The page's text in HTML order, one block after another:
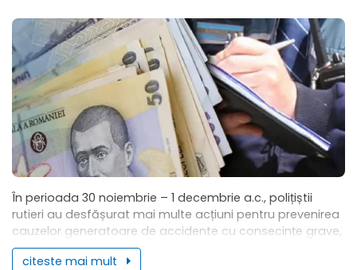
În perioada 30 noiembrie – 1 decembrie a.c., polițiștii
rutieri au desfășurat mai multe acțiuni pentru prevenirea
cauzelor generatoare de accidente cu consecințe grave,
precum și pentru conștientizarea de către...
citeste mai mult